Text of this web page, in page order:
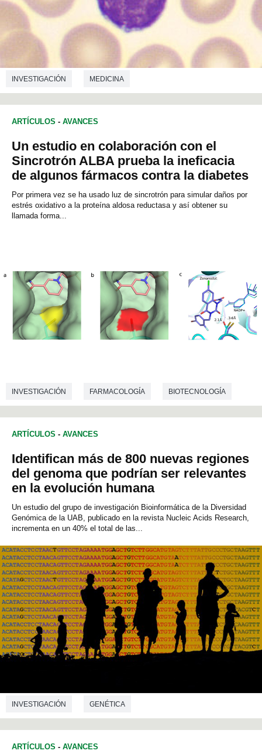
INVESTIGACIÓN MEDICINA
ARTÍCULOS - AVANCES
Un estudio en colaboración con el
Sincrotrón ALBA prueba la ineficacia
de algunos fármacos contra la diabetes
Por primera vez se ha usado luz de sincrotrón para simular daños por
estrés oxidativo a la proteína aldosa reductasa y así obtener su
llamada forma...
INVESTIGACIÓN FARMACOLOGÍA BIOTECNOLOGÍA
ARTÍCULOS - AVANCES
Identifican más de 800 nuevas regiones
del genoma que podrían ser relevantes
en la evolución humana
Un estudio del grupo de investigación Bioinformática de la Diversidad
Genómica de la UAB, publicado en la revista Nucleic Acids Research,
incrementa en un 40% el total de las...
INVESTIGACIÓN GENÉTICA
ARTÍCULOS - AVANCES